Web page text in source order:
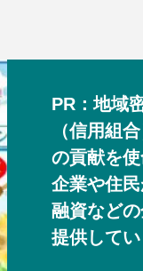
PR：地域
（信用組
の貢献を
企業や住民
融資など
提供してい